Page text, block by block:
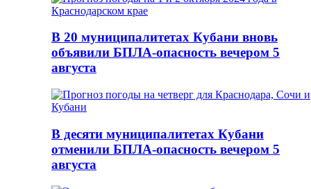
В 20 муниципалитетах Кубани вновь
объявили БПЛА-опасность вечером 5
августа
В десяти муниципалитетах Кубани
отменили БПЛА-опасность вечером 5
августа